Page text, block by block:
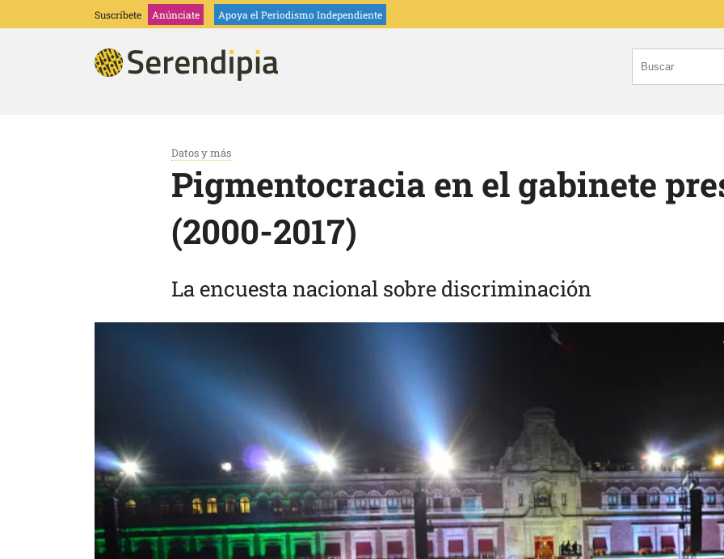
Suscríbete Anúnciate Apoya el Periodismo Independiente
Datos y más
Pigmentocracia en el gabinete
(2000-2017)
La encuesta nacional sobre discriminación